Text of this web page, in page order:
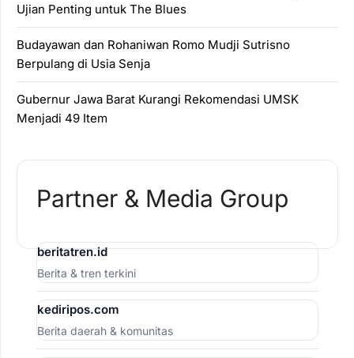
Ujian Penting untuk The Blues
Budayawan dan Rohaniwan Romo Mudji Sutrisno
Berpulang di Usia Senja
Gubernur Jawa Barat Kurangi Rekomendasi UMSK
Menjadi 49 Item
Partner & Media Group
beritatren.id
Berita & tren terkini
kediripos.com
Berita daerah & komunitas